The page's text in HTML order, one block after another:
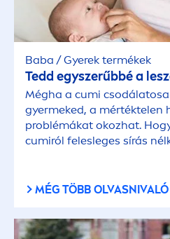
Baba / Gyerek termékek
Tedd egyszerűbbé a
Mégha a cumi
gyermeked, a mértéktelen
problémákat okozhat.
cumiról felesleges sírás
MÉG TÖBB OLVASNIVALÓ